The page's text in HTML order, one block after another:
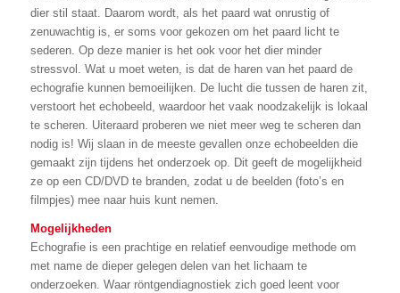
dier stil staat. Daarom wordt, als het paard wat onrustig of
zenuwachtig is, er soms voor gekozen om het paard licht te
sederen. Op deze manier is het ook voor het dier minder
stressvol. Wat u moet weten, is dat de haren van het paard de
echografie kunnen bemoeilijken. De lucht die tussen de haren zit,
verstoort het echobeeld, waardoor het vaak noodzakelijk is lokaal
te scheren. Uiteraard proberen we niet meer weg te scheren dan
nodig is! Wij slaan in de meeste gevallen onze echobeelden die
gemaakt zijn tijdens het onderzoek op. Dit geeft de mogelijkheid
ze op een CD/DVD te branden, zodat u de beelden (foto’s en
filmpjes) mee naar huis kunt nemen.
Mogelijkheden
Echografie is een prachtige en relatief eenvoudige methode om
met name de dieper gelegen delen van het lichaam te
onderzoeken. Waar röntgendiagnostiek zich goed leent voor